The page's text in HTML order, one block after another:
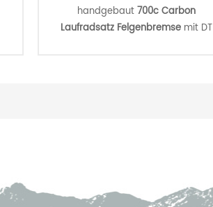
handgebaut700c Carbon
Laufradsatz Felgenbremsemit DT